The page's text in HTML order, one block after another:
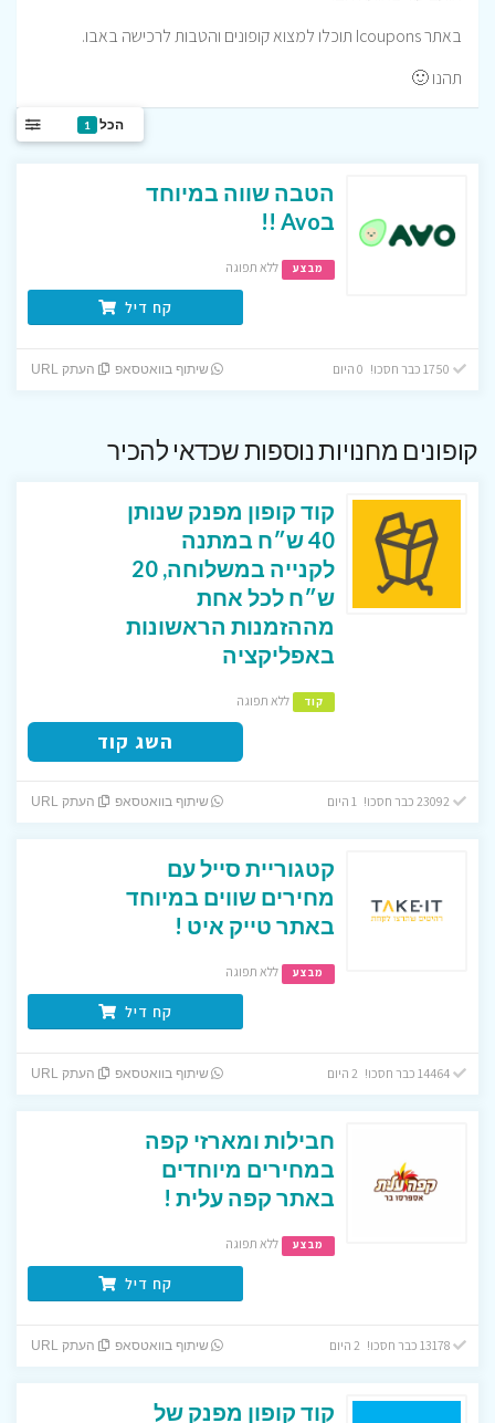
באתר Icoupons תוכלו למצוא קופונים והטבות לרכישה באבו.
תהנו 🙂
הכל 1
הטבה שווה במיוחד
בAvo !!
מבצע ללא תפוגה
קח דיל
שיתוף בוואטסאפ העתק URL
קופונים מחנויות נוספות שכדאי להכיר
קוד קופון מפנק שנותן
40 ש״ח במתנה
לקנייה במשלוחה, 20
ש״ח לכל אחת
מההזמנות הראשונות
באפליקציה
קוד ללא תפוגה
השג קוד
שיתוף בוואטסאפ העתק URL
קטגוריית סייל עם
מחירים שווים במיוחד
באתר טייק איט !
מבצע ללא תפוגה
קח דיל
14464 כבר חסכו! 2 היום שיתוף בוואטסאפ העתק URL
חבילות ומארזי קפה
במחירים מיוחדים
באתר קפה עלית !
מבצע ללא תפוגה
קח דיל
13178 כבר חסכו! 2 היום שיתוף בוואטסאפ העתק URL
קוד קופון מפנק של